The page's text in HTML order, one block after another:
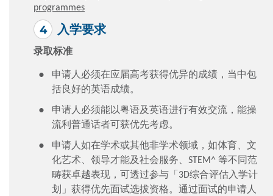
programmes
入学要求
录取标准
申请人必须在应届高考获得优异的成绩，当中包
括良好的英语成绩。
申请人必须能以粤语及英语进行有效交流，能操
流利普通话者可获优先考虑。
申请人如在学术或其他非学术领域，如体育、文
化艺术、领导才能及社会服务、STEM^ 等不同范
畴获卓越表现，可透过参与「3D综合评估入学计
划」获得优先面试选拔资格。通过面试的申请人